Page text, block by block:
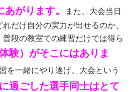
がります。
また、大会当日
だけ自分の実力が出せるのか、
普段の教室での練習だけでは得ら
験）がそこにはありま
を一緒にやり遂げ、大会という
過ごした選手同士はとて